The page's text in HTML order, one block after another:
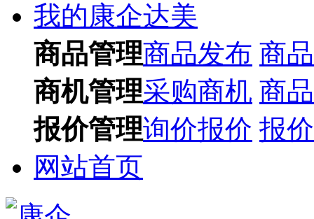
我的康企达美
商品管理商品发布 商
商机管理采购商机 商
报价管理询价报价 报
网站首页